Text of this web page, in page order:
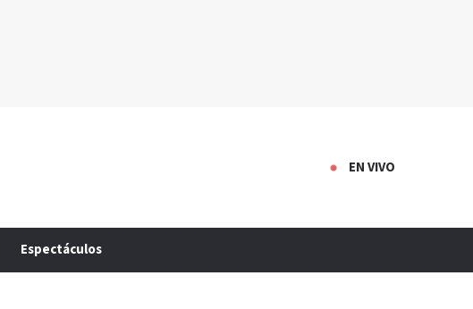
EN VIVO
Espectáculos